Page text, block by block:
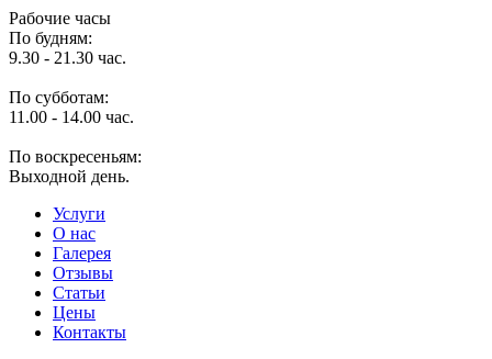
Рабочие часы
По будням:
9.30 - 21.30 час.
По субботам:
11.00 - 14.00 час.
По воскресеньям:
Выходной день.
Услуги
O нас
Галерея
Отзывы
Статьи
Цены
Контакты